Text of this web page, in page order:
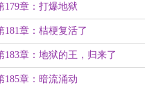
179章：打爆地狱
181章：桔梗复活了
183章：地狱的王，归来了
185章：暗流涌动